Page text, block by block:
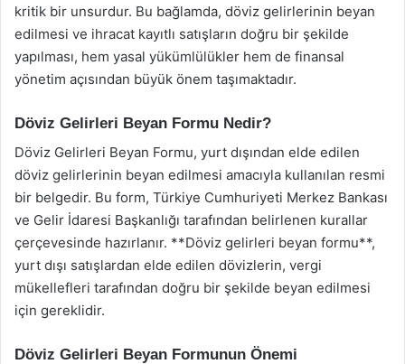
kritik bir unsurdur. Bu bağlamda, döviz gelirlerinin beyan
edilmesi ve ihracat kayıtlı satışların doğru bir şekilde
yapılması, hem yasal yükümlülükler hem de finansal
yönetim açısından büyük önem taşımaktadır.
Döviz Gelirleri Beyan Formu Nedir?
Döviz Gelirleri Beyan Formu, yurt dışından elde edilen
döviz gelirlerinin beyan edilmesi amacıyla kullanılan resmi
bir belgedir. Bu form, Türkiye Cumhuriyeti Merkez Bankası
ve Gelir İdaresi Başkanlığı tarafından belirlenen kurallar
çerçevesinde hazırlanır. **Döviz gelirleri beyan formu**,
yurt dışı satışlardan elde edilen dövizlerin, vergi
mükellefleri tarafından doğru bir şekilde beyan edilmesi
için gereklidir.
Döviz Gelirleri Beyan Formunun Önemi